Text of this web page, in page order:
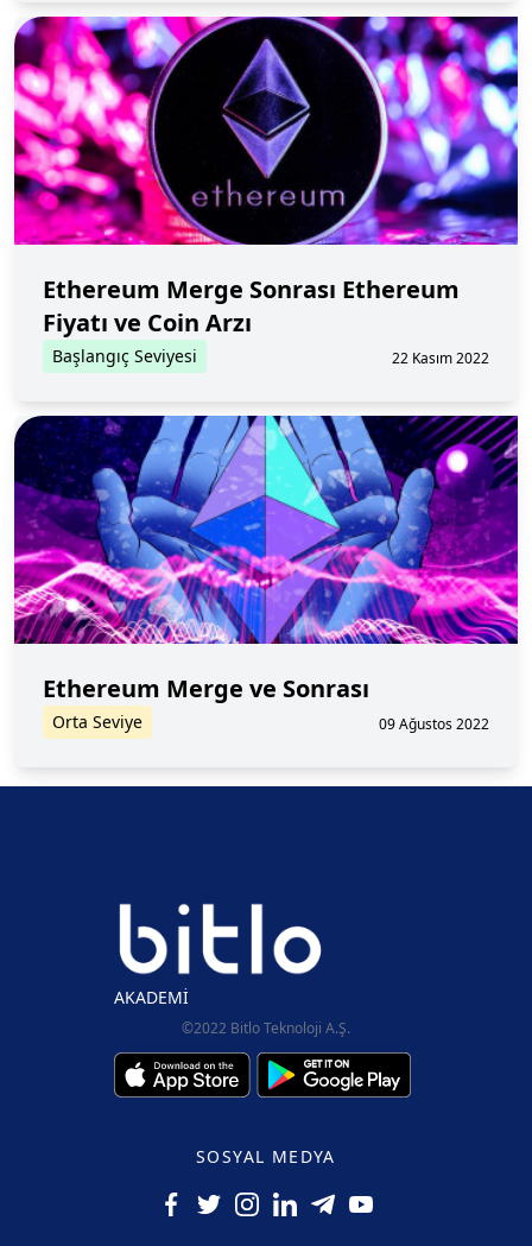
Ethereum Merge Sonrası Ethereum
Fiyatı ve Coin Arzı
Başlangıç Seviyesi 22 Kasım 2022
Ethereum Merge ve Sonrası
Orta Seviye 09 Ağustos 2022
AKADEMİ
©2022 Bitlo Teknoloji A.Ş.
SOSYAL MEDYA